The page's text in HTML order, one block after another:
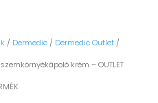
/ Dermedic/ Dermedic Outlet/
krém – OUTLET